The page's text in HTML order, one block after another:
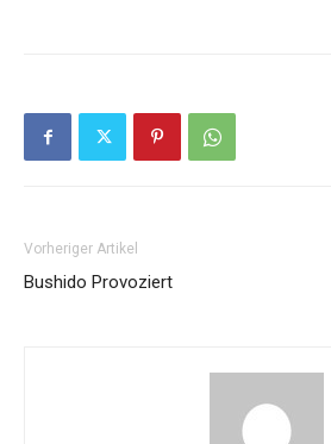
Vorheriger Artikel
Bushido Provoziert